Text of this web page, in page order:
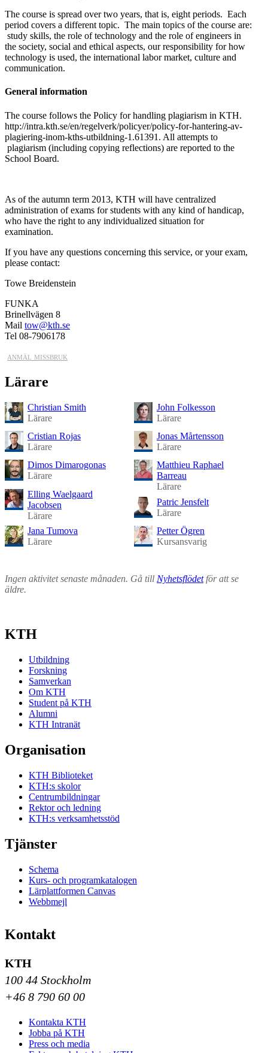
The course is spread over two years, that is, eight periods. Each
period covers a different topic. The main topics of the course are:
study skills, the role of technology and the role of engineers in
the society, social and ethical aspects, our responsibility for how
technology is used, the international labor market, culture and
communication.
General information
The course follows the Policy for handling plagiarism in KTH.
http://intra.kth.se/en/regelverk/policyer/policy-for-hantering-av-
plagiering-inom-kths-utbildning-1.61391. All attempts to
plagiarism (including copying reflections) are reported to the
School Board.
As of the autumn term 2013, KTH will have centralized
administration of exams for students with any kind of handicap,
who have the right to any individualized situation for
examination.
If you have any questions concerning this service, or your exam,
please contact:
Towe Breidenstein
FUNKA
Brinellvägen 8
Mail tow@kth.se
Tel 08-7906178
anmäl missbruk
Lärare
Christian Smith
Lärare
Cristian Rojas
Lärare
Dimos Dimarogonas
Lärare
Elling Waelgaard
Jacobsen
Lärare
Jana Tumova
Lärare
John Folkesson
Lärare
Jonas Mårtensson
Lärare
Matthieu Raphael
Barreau
Lärare
Patric Jensfelt
Lärare
Petter Ögren
Kursansvarig
Ingen aktivitet senaste månaden. Gå till Nyhetsflödetför att se
äldre.
KTH
Utbildning
Forskning
Samverkan
Om KTH
Student på KTH
Alumni
KTH Intranät
Organisation
KTH Biblioteket
KTH:s skolor
Centrumbildningar
Rektor och ledning
KTH:s verksamhetsstöd
Tjänster
Schema
Kurs- och programkatalogen
Lärplattformen Canvas
Webbmejl
Kontakt
KTH
100 44 Stockholm
+46 8 790 60 00
Kontakta KTH
Jobba på KTH
Press och media